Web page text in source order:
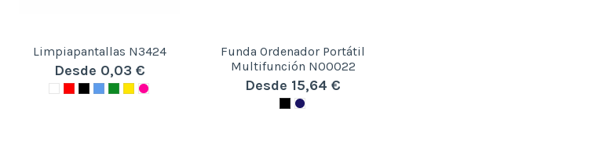
Limpiapantallas N3424
Desde 0,03 €
Funda Ordenador Portátil
Multifunción N00022
Desde 15,64 €